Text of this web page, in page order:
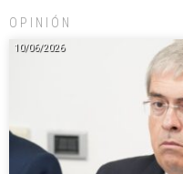
OPINIÓN
10/06/2026